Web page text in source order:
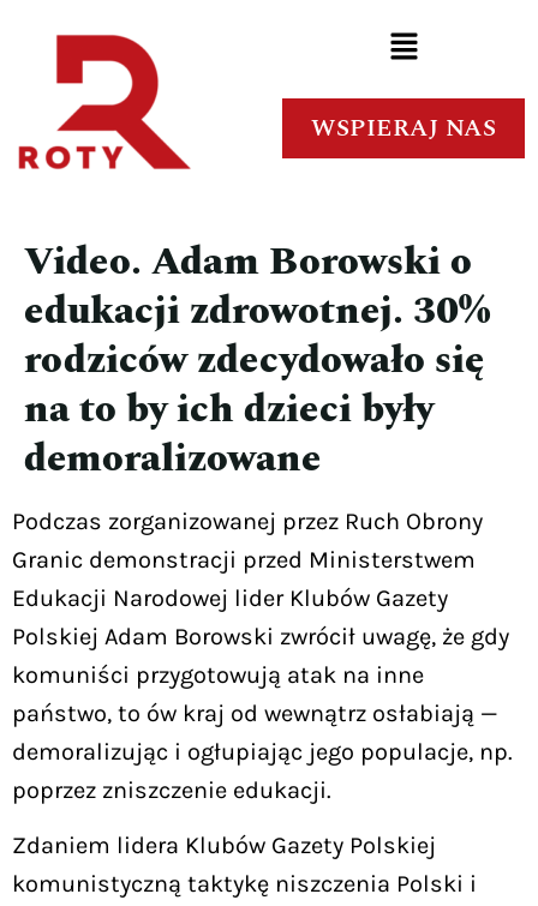
WSPIERAJ NAS
Video. Adam Borowski o
edukacji zdrowotnej. 30%
rodziców zdecydowało się
na to by ich dzieci były
demoralizowane
Podczas zorganizowanej przez Ruch Obrony
Granic demonstracji przed Ministerstwem
Edukacji Narodowej lider Klubów Gazety
Polskiej Adam Borowski zwrócił uwagę, że gdy
komuniści przygotowują atak na inne
państwo, to ów kraj od wewnątrz osłabiają —
demoralizując i ogłupiając jego populacje, np.
poprzez zniszczenie edukacji.
Zdaniem lidera Klubów Gazety Polskiej
komunistyczną taktykę niszczenia Polski i